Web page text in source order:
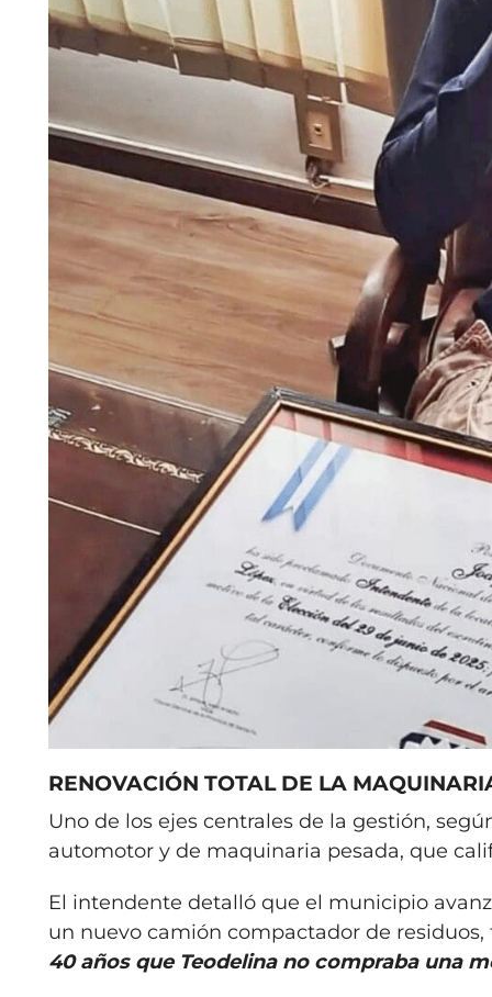
RENOVACIÓN TOTAL DE LA
Uno de los ejes centrales de la gestión,
automotor y de maquinaria pesada, que
El intendente detalló que el municipio
un nuevo camión compactador de
40 años que Teodelina no compraba una